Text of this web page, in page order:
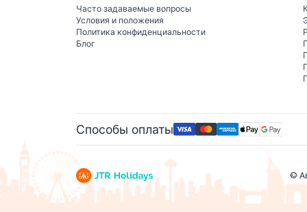
Часто задаваемые вопросы
Условия и положения
Политика конфиденциальности
Блог
Способы оплаты
©